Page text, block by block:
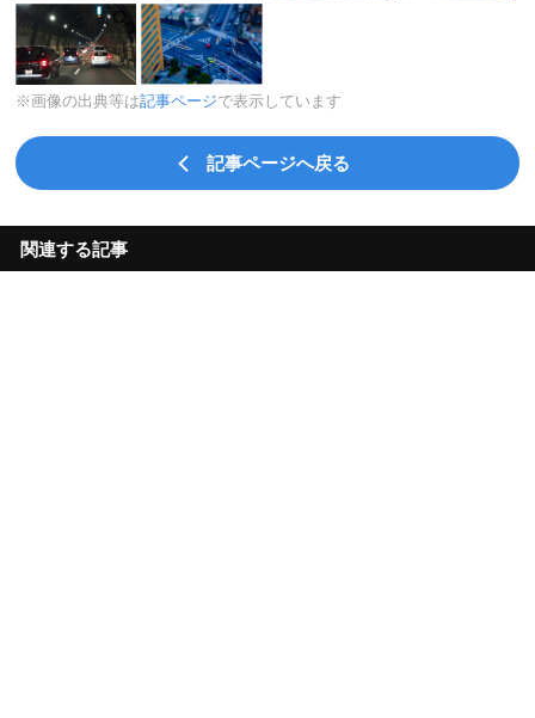
※画像の出典等は記事ページで表示しています
記事ページへ戻る
関連する記事